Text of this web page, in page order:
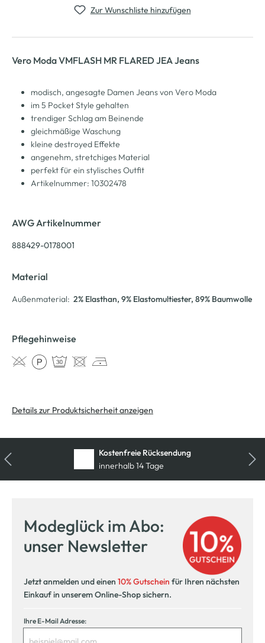
Zur Wunschliste hinzufügen
Vero Moda VMFLASH MR FLARED JEA Jeans
modisch, angesagte Damen Jeans von Vero Moda
im 5 Pocket Style gehalten
trendiger Schlag am Beinende
gleichmäßige Waschung
kleine destroyed Effekte
angenehm, stretchiges Material
perfekt für ein stylisches Outfit
Artikelnummer: 10302478
AWG Artikelnummer
888429-0178001
Material
Außenmaterial: 2% Elasthan, 9% Elastomultiester, 89% Baumwolle
Pflegehinweise
Details zur Produktsicherheit anzeigen
Kostenfreie Rücksendung
innerhalb 14 Tage
Modeglück im Abo:
unser Newsletter
Jetzt anmelden und einen 10% Gutschein für Ihren nächsten
Einkauf in unserem Online-Shop sichern.
Ihre E-Mail Adresse: